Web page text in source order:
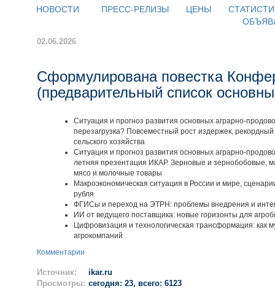
НОВОСТИ ПРЕСС-РЕЛИЗЫ ЦЕНЫ
02.06.2026
Сформулирована повестка
(предварительный список
Ситуация и прогноз развития основных аграрно-
перезагрузка? Повсеместный рост издержек,
сельского хозяйства
Ситуация и прогноз развития основных аграрно-
летняя презентация ИКАР. Зерновые и зернобобовые,
мясо и молочные товары
Макроэкономическая ситуация в России и мире,
рубля
ФГИСы и переход на ЭТРН: проблемы внедрения и
ИИ от ведущего поставщика: новые горизонты для
Цифровизация и технологическая трансформация: как
агрокомпаний
Комментарии
Источник:
ikar.ru
Просмотры: сегодня: 23, всего: 6123